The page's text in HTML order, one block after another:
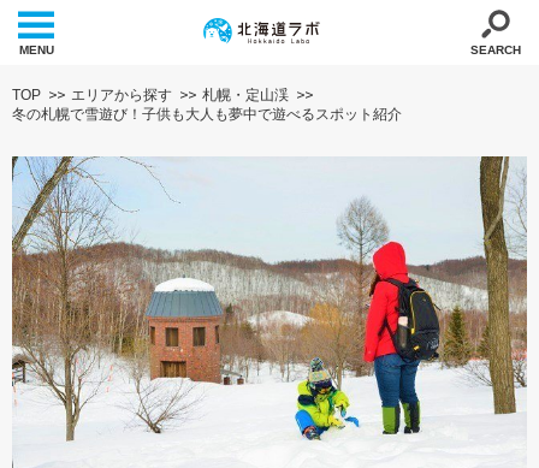
MENU SEARCH
TOP エリアから探す
札幌・定山渓
冬の札幌で雪遊び！子供も大人も夢中で遊べるスポット紹介